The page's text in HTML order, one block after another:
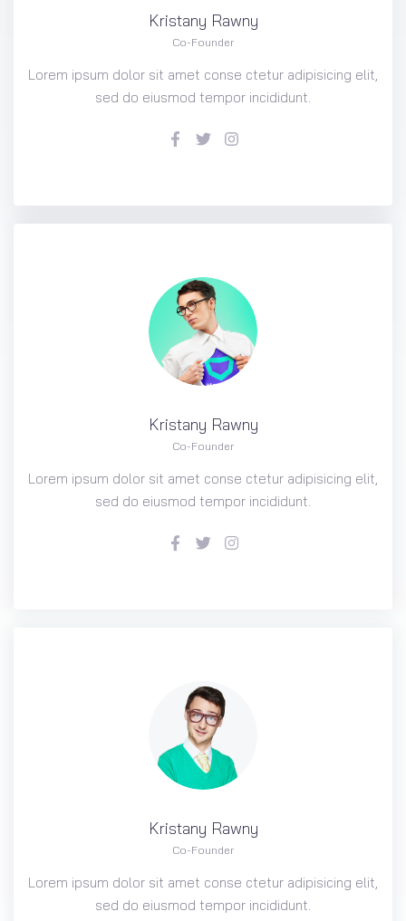
Kristany Rawny
Co-Founder
Lorem ipsum dolor sit amet conse ctetur adipisicing elit,
sed do eiusmod tempor incididunt.
Kristany Rawny
Co-Founder
Lorem ipsum dolor sit amet conse ctetur adipisicing elit,
sed do eiusmod tempor incididunt.
Kristany Rawny
Co-Founder
Lorem ipsum dolor sit amet conse ctetur adipisicing elit,
sed do eiusmod tempor incididunt.